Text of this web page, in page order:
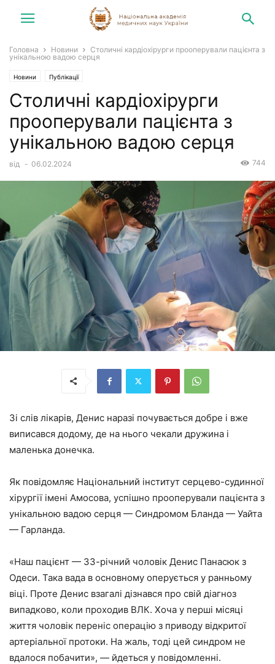
Головна Новини
Столичні кардіохірурги прооперували пацієнта з
унікальною вадою серця
Новини Публікації
Столичні кардіохірурги
прооперували пацієнта з
унікальною вадою серця
від - 06.02.2024 744
Зі слів лікарів, Денис наразі почувається добре і вже
виписався додому, де на нього чекали дружина і
маленька донечка.
Як повідомляє Національний інститут серцево-судинної
хірургії імені Амосова, успішно прооперували пацієнта з
унікальною вадою серця — Синдромом Бланда — Уайта
— Гарланда.
«Наш пацієнт — 33-річний чоловік Денис Панасюк з
Одеси. Така вада в основному оперується у ранньому
віці. Проте Денис взагалі дізнався про свій діагноз
випадково, коли проходив ВЛК. Хоча у перші місяці
життя чоловік переніс операцію з приводу відкритої
артеріальної протоки. На жаль, тоді цей синдром не
вдалося побачити», — йдеться у повідомленні.